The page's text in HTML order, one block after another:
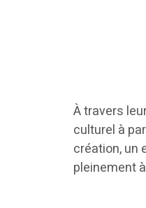
À travers
culturel à
création, un
pleinement